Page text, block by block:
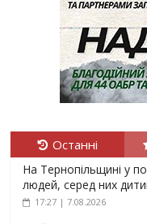
Останні
На Тернопільщині у
людей, серед них
17:27 | 7.08.2026